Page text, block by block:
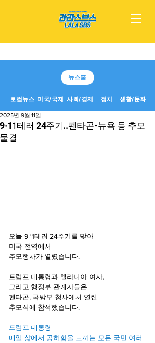
뉴스홈
로컬뉴스 미국/국제 사회/경제 정치 생활/문화
9·11테러 24주기..펜타곤-뉴욕 등 추모
물결
2025년 9월 11일
오늘 9·11테러 24주기를 맞아
미국 전역에서
추모행사가 열렸습니다.
트럼프 대통령과 멜라니아 여사,
그리고 행정부 관계자들은
펜타곤, 국방부 청사에서 열린
추모식에 참석했습니다.
트럼프 대통령
매일 삶에서 공허함을 느끼는 모든 국민 여러